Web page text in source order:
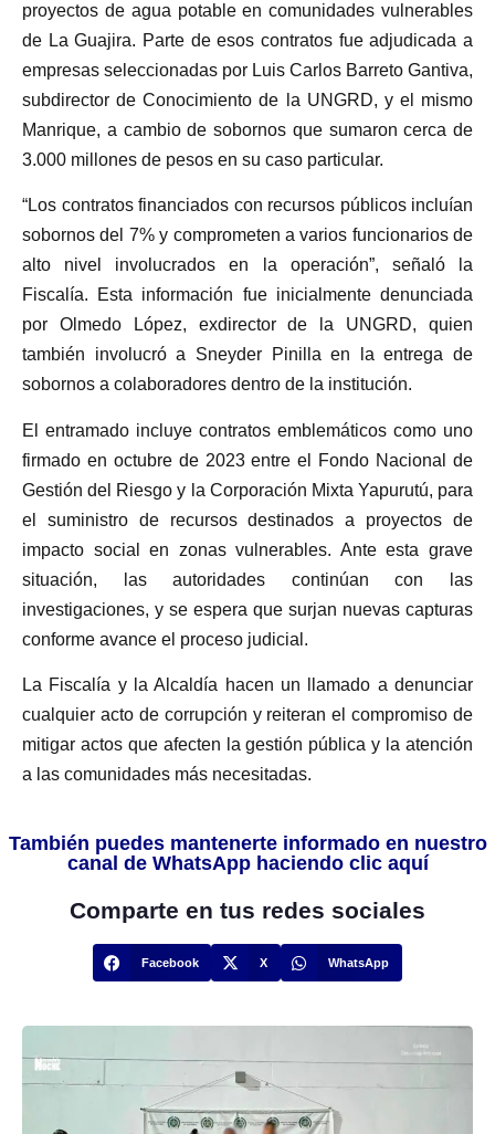
proyectos de agua potable en comunidades vulnerables
de La Guajira. Parte de esos contratos fue adjudicada a
empresas seleccionadas por Luis Carlos Barreto Gantiva,
subdirector de Conocimiento de la UNGRD, y el mismo
Manrique, a cambio de sobornos que sumaron cerca de
3.000 millones de pesos en su caso particular.
“Los contratos financiados con recursos públicos incluían
sobornos del 7% y comprometen a varios funcionarios de
alto nivel involucrados en la operación”, señaló la
Fiscalía. Esta información fue inicialmente denunciada
por Olmedo López, exdirector de la UNGRD, quien
también involucró a Sneyder Pinilla en la entrega de
sobornos a colaboradores dentro de la institución.
El entramado incluye contratos emblemáticos como uno
firmado en octubre de 2023 entre el Fondo Nacional de
Gestión del Riesgo y la Corporación Mixta Yapurutú, para
el suministro de recursos destinados a proyectos de
impacto social en zonas vulnerables. Ante esta grave
situación, las autoridades continúan con las
investigaciones, y se espera que surjan nuevas capturas
conforme avance el proceso judicial.
La Fiscalía y la Alcaldía hacen un llamado a denunciar
cualquier acto de corrupción y reiteran el compromiso de
mitigar actos que afecten la gestión pública y la atención
a las comunidades más necesitadas.
También puedes mantenerte informado en nuestro
canal de WhatsApp haciendo clic aquí
Comparte en tus redes sociales
Facebook X WhatsApp